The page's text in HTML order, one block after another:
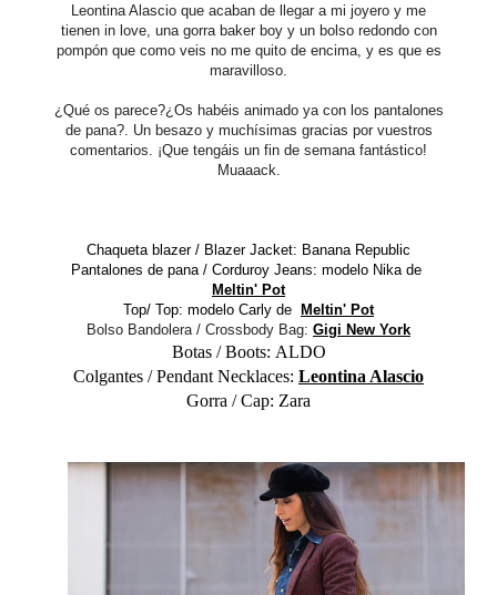
Leontina Alascio que acaban de llegar a mi joyero y me
tienen in love, una gorra baker boy y un bolso redondo con
pompón que como veis no me quito de encima, y es que es
maravilloso.
¿Qué os parece?¿Os habéis animado ya con los pantalones
de pana?. Un besazo y muchísimas gracias por vuestros
comentarios. ¡Que tengáis un fin de semana fantástico!
Muaaack.
Chaqueta blazer / Blazer Jacket: Banana Republic
Pantalones de pana / Corduroy Jeans: modelo Nika de
Meltin' Pot
Top/ Top: modelo Carly de
Meltin' Pot
Bolso Bandolera / Crossbody Bag: Gigi New York
Botas / Boots: ALDO
Colgantes / Pendant Necklaces: Leontina Alascio
Gorra / Cap: Zara